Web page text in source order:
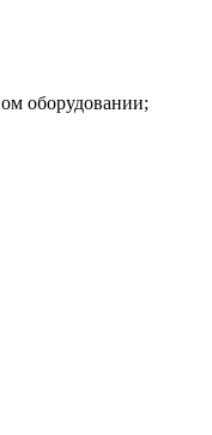
оборудовании;